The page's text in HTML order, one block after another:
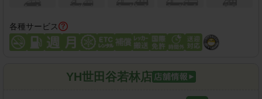
各種サービス
YH世田谷若林店